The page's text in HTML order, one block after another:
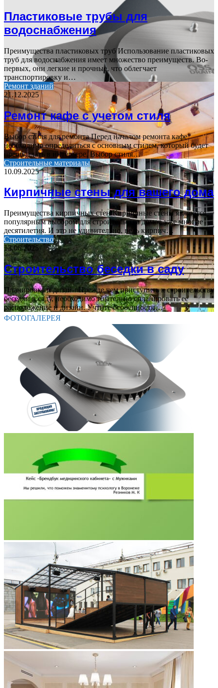
Пластиковые трубы для
водоснабжения
Преимущества пластиковых труб Использование пластиковых
труб для водоснабжения имеет множество преимуществ. Во-
первых, они легкие и прочные, что облегчает
транспортировку и…
Ремонт зданий
21.12.2025
Ремонт кафе с учетом стиля
Выбор стиля для ремонта Перед началом ремонта кафе
необходимо определиться с основным стилем, который будет
преобладать в интерьере. Выбор стиля…
Строительные материалы
10.09.2025
Кирпичные стены для вашего дома
Преимущества кирпичных стен Кирпичные стены являются
популярным выбором для строительства домов уже многие
десятилетия. И это не удивительно, ведь кирпич…
Строительство
13.06.2025
Строительство беседки в саду
Планировка и дизайн Прежде чем приступить к строительству
беседки в саду, необходимо тщательно спланировать ее
расположение и дизайн. Учтите особенности…
ФОТОГАЛЕРЕЯ